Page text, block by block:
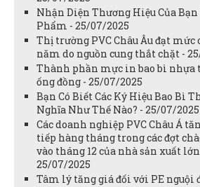
Nhận Diện Thương Hiệu Của Bạn
Phẩm - 25/07/2025
Thị trường PVC Châu Âu đạt mức
năm do nguồn cung thắt chặt -
Thành phần mực in bao bì
ống đồng - 25/07/2025
Bạn Có Biết Các Ký Hiệu Bao Bì
Nghĩa Như Thế Nào? - 25/07/2025
Các doanh nghiệp PVC Châu Á
tiếp hàng tháng trong các đợt
vào tháng 12 của nhà sản xuất
25/07/2025
Tâm lý tăng giá đối với PE nguội